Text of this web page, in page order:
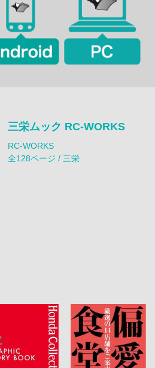
三栄ムック RC-WORKS
RC-WORKS
全128ページ / 三栄